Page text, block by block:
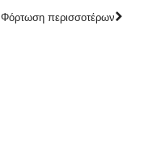
Φόρτωση περισσοτέρων